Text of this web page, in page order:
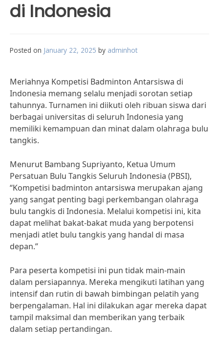
di Indonesia
Posted on January 22, 2025 by adminhot
Meriahnya Kompetisi Badminton Antarsiswa di
Indonesia memang selalu menjadi sorotan setiap
tahunnya. Turnamen ini diikuti oleh ribuan siswa dari
berbagai universitas di seluruh Indonesia yang
memiliki kemampuan dan minat dalam olahraga bulu
tangkis.
Menurut Bambang Supriyanto, Ketua Umum
Persatuan Bulu Tangkis Seluruh Indonesia (PBSI),
“Kompetisi badminton antarsiswa merupakan ajang
yang sangat penting bagi perkembangan olahraga
bulu tangkis di Indonesia. Melalui kompetisi ini, kita
dapat melihat bakat-bakat muda yang berpotensi
menjadi atlet bulu tangkis yang handal di masa
depan.”
Para peserta kompetisi ini pun tidak main-main
dalam persiapannya. Mereka mengikuti latihan yang
intensif dan rutin di bawah bimbingan pelatih yang
berpengalaman. Hal ini dilakukan agar mereka dapat
tampil maksimal dan memberikan yang terbaik
dalam setiap pertandingan.